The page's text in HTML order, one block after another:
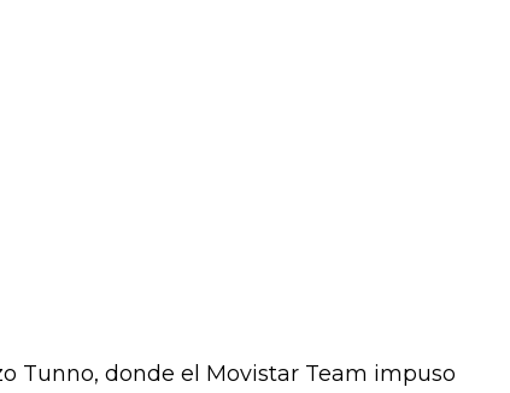
Tunno, donde el Movistar Team impuso